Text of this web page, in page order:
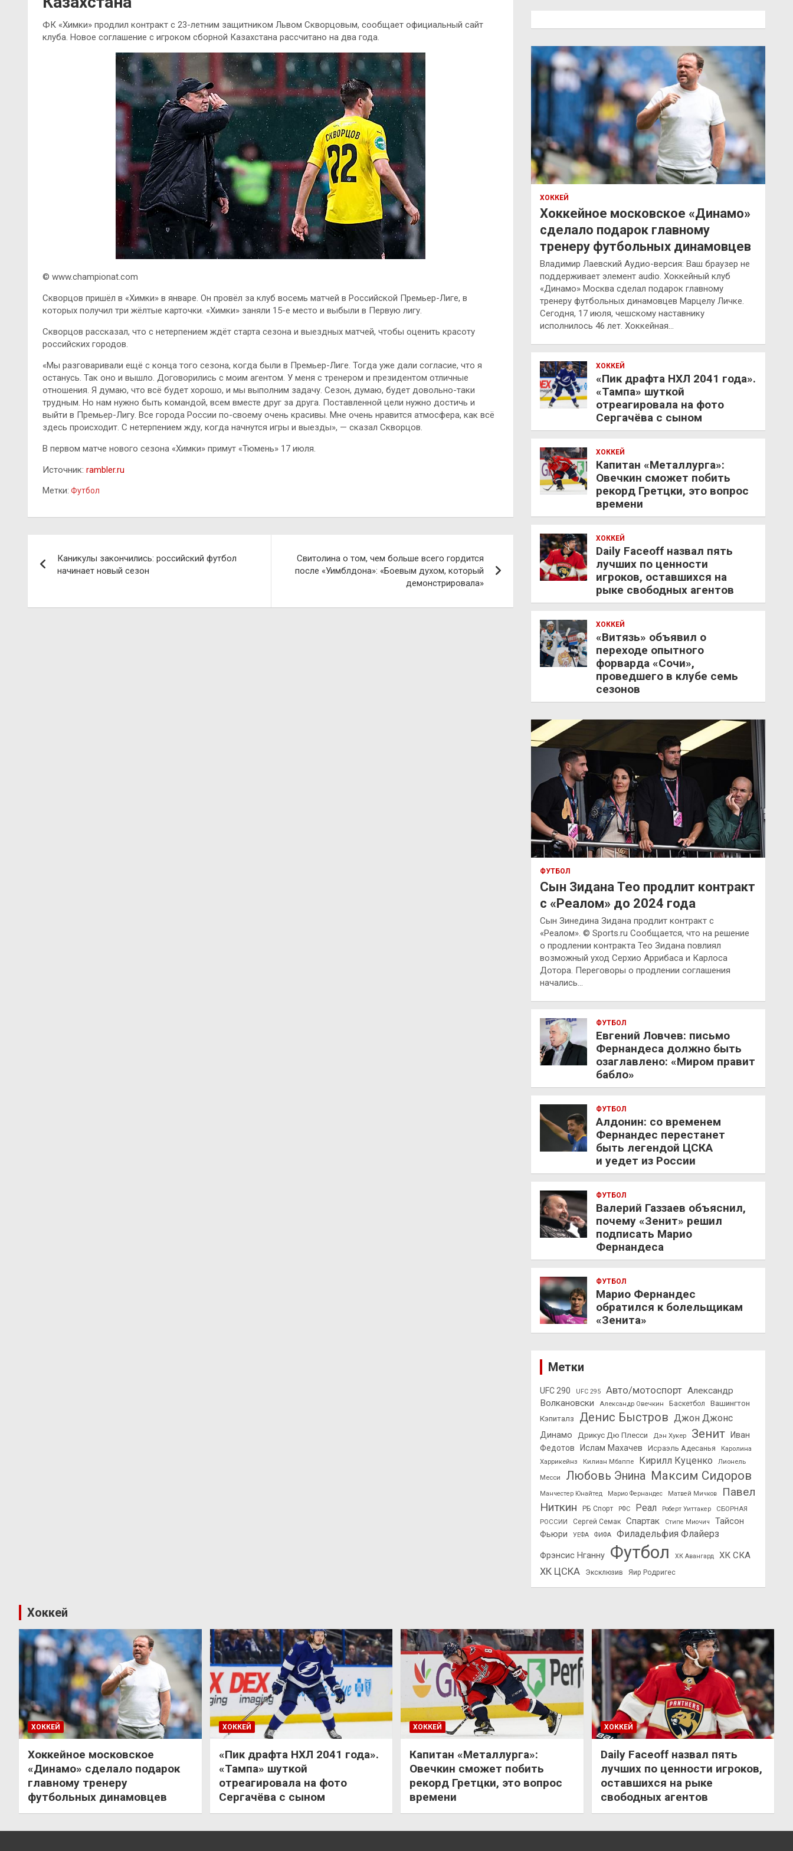
ФК «Химки» продлил контракт с 23-летним защитником Львом Скворцовым, сообщает официальный сайт
клуба. Новое соглашение с игроком сборной Казахстана рассчитано на два года.
© www.championat.com
Скворцов пришёл в «Химки» в январе. Он провёл за клуб восемь матчей в Российской Премьер-Лиге, в
которых получил три жёлтые карточки. «Химки» заняли 15-е место и выбыли в Первую лигу.
Скворцов рассказал, что с нетерпением ждёт старта сезона и выездных матчей, чтобы оценить красоту
российских городов.
«Мы разговаривали ещё с конца того сезона, когда были в Премьер-Лиге. Тогда уже дали согласие, что я
останусь. Так оно и вышло. Договорились с моим агентом. У меня с тренером и президентом отличные
отношения. Я думаю, что всё будет хорошо, и мы выполним задачу. Сезон, думаю, будет довольно-таки
трудным. Но нам нужно быть командой, всем вместе друг за друга. Поставленной цели нужно достичь и
выйти в Премьер-Лигу. Все города России по-своему очень красивы. Мне очень нравится атмосфера, как всё
здесь происходит. С нетерпением жду, когда начнутся игры и выезды», — сказал Скворцов.
В первом матче нового сезона «Химки» примут «Тюмень» 17 июля.
Источник: rambler.ru
Метки: Футбол
по
Каникулы закончились: российский футбол
начинает новый сезон
Свитолина о том, чем больше всего гордится
после «Уимблдона»: «Боевым духом, который
демонстрировала»
ХОККЕЙ
Хоккейное московское «Динамо»
сделало подарок главному
тренеру футбольных динамовцев
Владимир Лаевский Аудио-версия: Ваш браузер не
поддерживает элемент audio. Хоккейный клуб
«Динамо» Москва сделал подарок главному
тренеру футбольных динамовцев Марцелу Личке.
Сегодня, 17 июля, чешскому наставнику
исполнилось 46 лет. Хоккейная…
ХОККЕЙ
«Пик драфта НХЛ 2041 года».
«Тампа» шуткой
отреагировала на фото
Сергачёва с сыном
ХОККЕЙ
Капитан «Металлурга»:
Овечкин сможет побить
рекорд Гретцки, это вопрос
времени
ХОККЕЙ
Daily Faceoff назвал пять
лучших по ценности
игроков, оставшихся на
рыке свободных агентов
ХОККЕЙ
«Витязь» объявил о
переходе опытного
форварда «Сочи»,
проведшего в клубе семь
сезонов
ФУТБОЛ
Сын Зидана Тео продлит контракт
с «Реалом» до 2024 года
Сын Зинедина Зидана продлит контракт с
«Реалом». © Sports.ru Сообщается, что на решение
о продлении контракта Тео Зидана повлиял
возможный уход Серхио Аррибаса и Карлоса
Дотора. Переговоры о продлении соглашения
начались…
ФУТБОЛ
Евгений Ловчев: письмо
Фернандеса должно быть
озаглавлено: «Миром правит
бабло»
ФУТБОЛ
Алдонин: со временем
Фернандес перестанет
быть легендой ЦСКА
и уедет из России
ФУТБОЛ
Валерий Газзаев объяснил,
почему «Зенит» решил
подписать Марио
Фернандеса
ФУТБОЛ
Марио Фернандес
обратился к болельщикам
«Зенита»
Метки
UFC 290 UFC 295 Авто/мотоспорт Александр
Волкановски
Александр Овечкин Баскетбол
Вашингтон
Кэпиталз
Денис Быстров Джон Джонс
Динамо Дрикус Дю Плесси Дэн Хукер Зенит
Иван
Федотов
Ислам Махачев Исраэль Адесанья
Каролина
Харрикейнз
Килиан Мбаппе Кирилл Куценко
Лионель
Месси
Любовь Энина Максим Сидоров
Манчестер Юнайтед Марио Фернандес Матвей Мичков
Павел
Ниткин
РБ Спорт РФС Реал Роберт Уиттакер
СБОРНАЯ
РОССИИ
Сергей Семак Спартак Стипе Миочич
Тайсон
Фьюри
УЕФА ФИФА Филадельфия Флайерз
Фрэнсис Нганну Футбол ХК Авангард ХК СКА
ХК ЦСКА Эксклюзив Яир Родригес
Хоккей
ХОККЕЙ
Хоккейное московское
«Динамо» сделало подарок
главному тренеру
футбольных динамовцев
ХОККЕЙ
«Пик драфта НХЛ 2041 года».
«Тампа» шуткой
отреагировала на фото
Сергачёва с сыном
ХОККЕЙ
Капитан «Металлурга»:
Овечкин сможет побить
рекорд Гретцки, это вопрос
времени
ХОККЕЙ
Daily Faceoff назвал пять
лучших по ценности игроков,
оставшихся на рыке
свободных агентов